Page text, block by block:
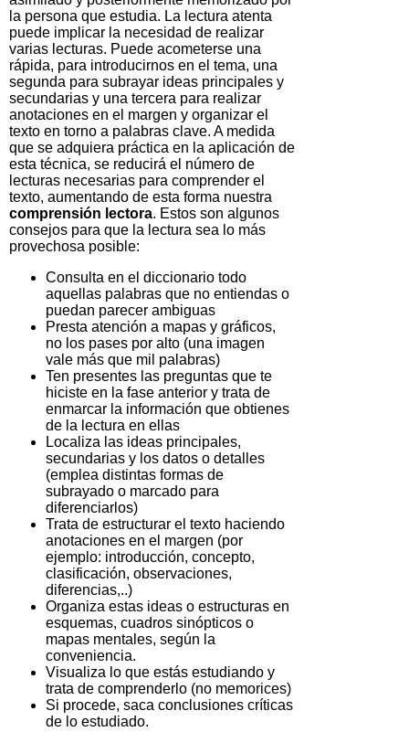
la persona que estudia. La lectura atenta
puede implicar la necesidad de realizar
varias lecturas. Puede acometerse una
rápida, para introducirnos en el tema, una
segunda para subrayar ideas principales y
secundarias y una tercera para realizar
anotaciones en el margen y organizar el
texto en torno a palabras clave. A medida
que se adquiera práctica en la aplicación de
esta técnica, se reducirá el número de
lecturas necesarias para comprender el
texto, aumentando de esta forma nuestra
comprensión lectora. Estos son algunos
consejos para que la lectura sea lo más
provechosa posible:
Consulta en el diccionario todo
aquellas palabras que no entiendas o
puedan parecer ambiguas
Presta atención a mapas y gráficos,
no los pases por alto (una imagen
vale más que mil palabras)
Ten presentes las preguntas que te
hiciste en la fase anterior y trata de
enmarcar la información que obtienes
de la lectura en ellas
Localiza las ideas principales,
secundarias y los datos o detalles
(emplea distintas formas de
subrayado o marcado para
diferenciarlos)
Trata de estructurar el texto haciendo
anotaciones en el margen (por
ejemplo: introducción, concepto,
clasificación, observaciones,
diferencias,..)
Organiza estas ideas o estructuras en
esquemas, cuadros sinópticos o
mapas mentales, según la
conveniencia.
Visualiza lo que estás estudiando y
trata de comprenderlo (no memorices)
Si procede, saca conclusiones críticas
de lo estudiado.